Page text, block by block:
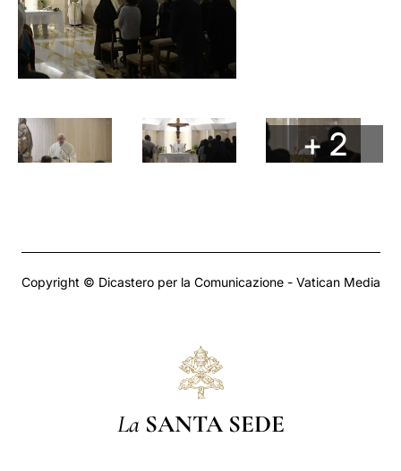
+ 2
Copyright © Dicastero per la Comunicazione - Vatican Media
La SANTA SEDE